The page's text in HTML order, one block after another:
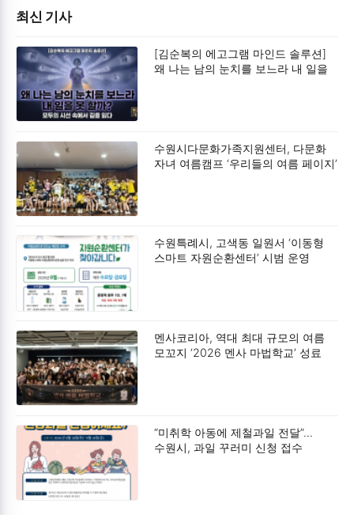
최신 기사
[김순복의 에고그램 마인드 솔루션]
왜 나는 남의 눈치를 보느라 내 일을
수원시다문화가족지원센터, 다문화
자녀 여름캠프 ‘우리들의 여름 페이지’
수원특례시, 고색동 일원서 ‘이동형
스마트 자원순환센터’ 시범 운영
멘사코리아, 역대 최대 규모의 여름
모꼬지 ‘2026 멘사 마법학교’ 성료
“미취학 아동에 제철과일 전달”…
수원시, 과일 꾸러미 신청 접수